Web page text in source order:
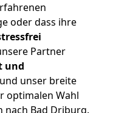
oder dass ihre
Partner
und
unser breite
optimalen Wahl
nach Bad Driburg.